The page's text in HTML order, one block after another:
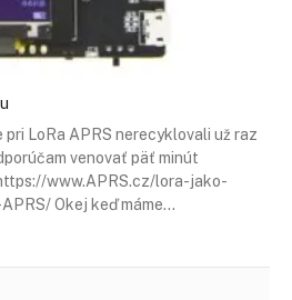
LoRa APRS nerecyklovali už raz
venovať päť minút
www.APRS.cz/lora-jako-
Okej keď máme…